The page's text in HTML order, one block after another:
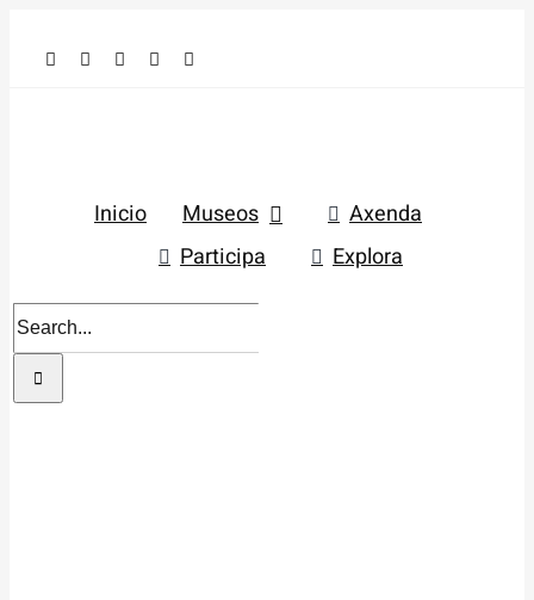
Inicio Museos
Axenda
Participa
Explora
Search
for: